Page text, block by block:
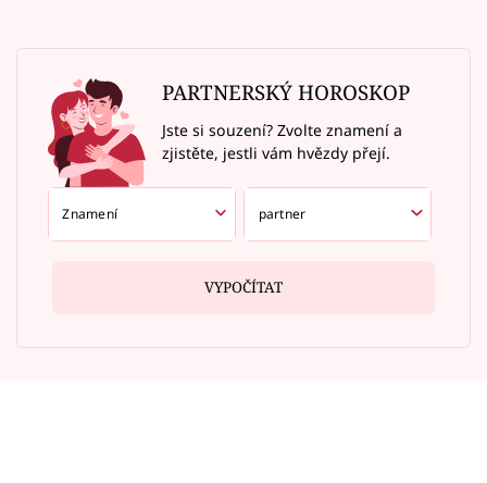
PARTNERSKÝ HOROSKOP
Jste si souzení? Zvolte znamení a
zjistěte, jestli vám hvězdy přejí.
VYPOČÍTAT